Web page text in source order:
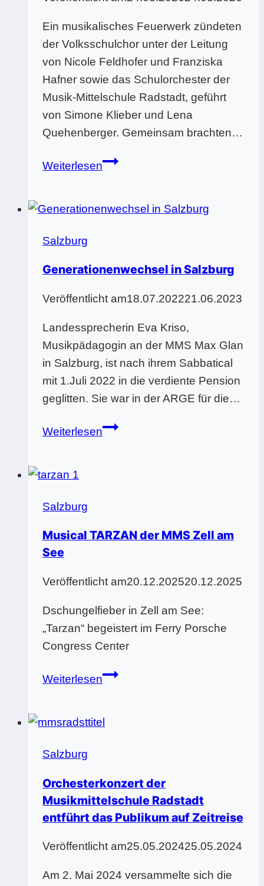
Ein musikalisches Feuerwerk zündeten
der Volksschulchor unter der Leitung
von Nicole Feldhofer und Franziska
Hafner sowie das Schulorchester der
Musik-Mittelschule Radstadt, geführt
von Simone Klieber und Lena
Quehenberger. Gemeinsam brachten…
Weiterlesen„Wolferl
–
MMS
begeistern
mit
Mozart-
Musical
Salzburg
Generationenwechsel in Salzburg
Veröffentlicht am18.07.202221.06.2023
Landessprecherin Eva Kriso,
Musikpädagogin an der MMS Max Glan
in Salzburg, ist nach ihrem Sabbatical
mit 1.Juli 2022 in die verdiente Pension
geglitten. Sie war in der ARGE für die…
WeiterlesenGenerationenwechsel
Salzburg
Musical TARZAN der MMS Zell am
See
Veröffentlicht am20.12.202520.12.2025
Dschungelfieber in Zell am See:
„Tarzan“ begeistert im Ferry Porsche
Congress Center
WeiterlesenMusical
MMS
See
Salzburg
Orchesterkonzert der
Musikmittelschule Radstadt
entführt das Publikum auf Zeitreise
Veröffentlicht am25.05.202425.05.2024
Am 2. Mai 2024 versammelte sich die